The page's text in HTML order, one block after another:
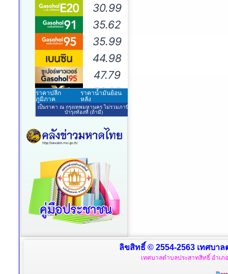
ลิขสิทธิ์ © 2554-2563 เทศบา
เทศบาลตำบลประสาทสิทธิ์ อำเภ